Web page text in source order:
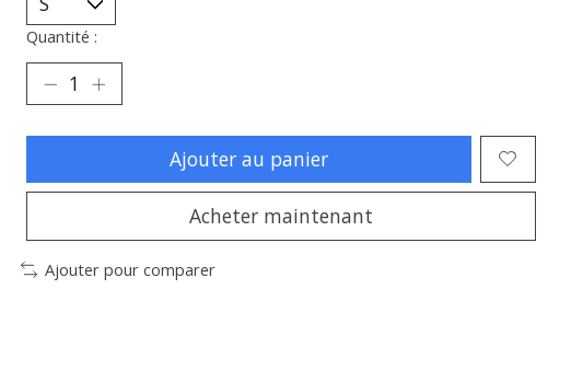
Quantité :
Ajouter au panier
Acheter maintenant
Ajouter pour comparer